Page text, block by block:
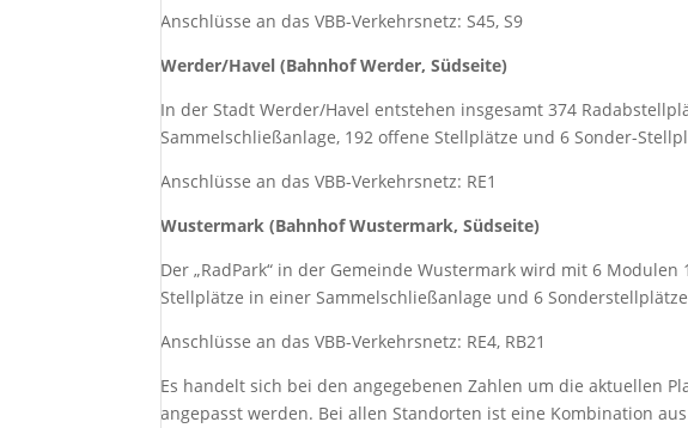
Anschlüsse an das VBB-Verkehrsnetz: S45, S9
Werder/Havel (Bahnhof Werder, Südseite)
­In der Stadt Werder/Havel entstehen insgesamt 374
Sammelschließanlage, 192 offene Stellplätze und 6 Sonder-
­Anschlüsse an das VBB-Verkehrsnetz: RE1
Wustermark (Bahnhof Wustermark, Südseite)
Der „RadPark“ in der Gemeinde Wustermark wird mit 6
Stellplätze in einer Sammelschließanlage und 6
Anschlüsse an das VBB-Verkehrsnetz: RE4, RB21
Es handelt sich bei den angegebenen Zahlen um die aktuellen
angepasst werden. Bei allen Standorten ist eine Kombination